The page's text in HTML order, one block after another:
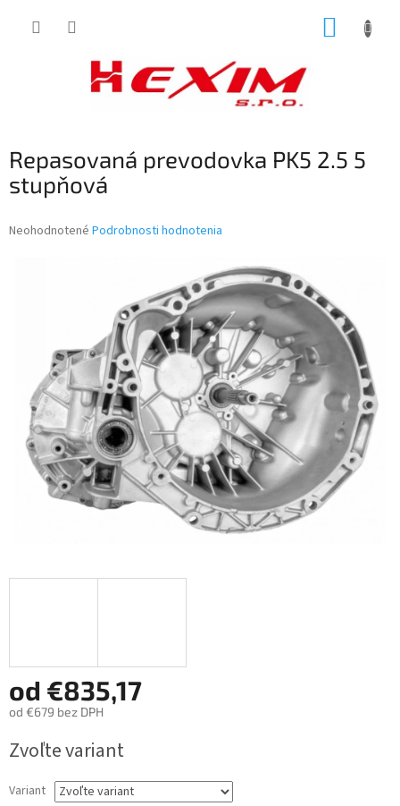
Repasovaná prevodovka PK5 2.5 5
stupňová
Priemerné
hviezdičiek.
Neohodnotené Podrobnosti hodnotenia
od €835,17
od €679 bez DPH
cena:
Zvoľte variant
Variant